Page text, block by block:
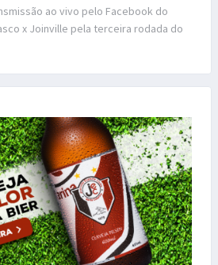
ao vivo pelo Facebook do
x Joinville pela terceira rodada do